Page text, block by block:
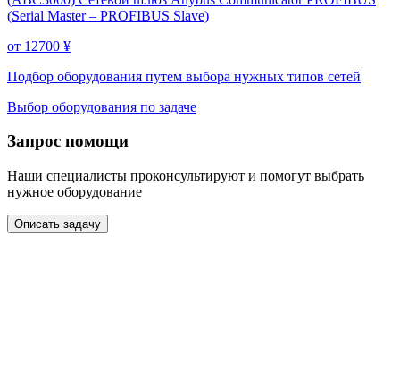
(Serial Master – PROFIBUS Slave)
от 12700 ¥
Подбор оборудования путем выбора нужных типов сетей
Выбор оборудования по задаче
Запрос помощи
Наши специалисты проконсультируют и помогут выбрать
нужное оборудование
Описать задачу